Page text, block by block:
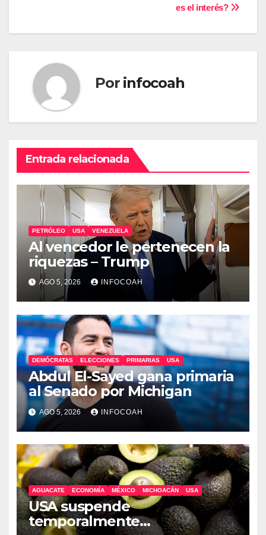
es el interés?
Por infocoah
Entrada relacionada
PETRÓLEO USA VENEZUELA
Al vencedor le pertenecen la
riquezas – Trump
AGO 5, 2026 INFOCOAH
DEMÓCRATAS ELECCIONES PRIMARIAS USA
Abdul El-Sayed gana primaria
al Senado por Michigan
AGO 5, 2026 INFOCOAH
AGUACATE ECONOMÍA MÉXICO MICHOACÁN USA
USA suspende
temporalmente